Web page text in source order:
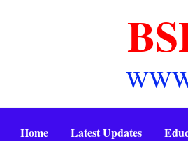
Home Latest Updates